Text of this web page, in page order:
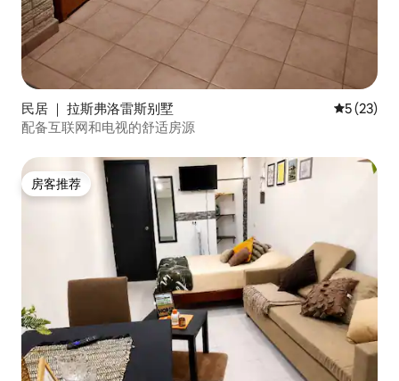
民居 ｜ 拉斯弗洛雷斯别墅 平均评分
5 (23)
配备互联网和电视的舒适房源
房客推荐
房客推荐